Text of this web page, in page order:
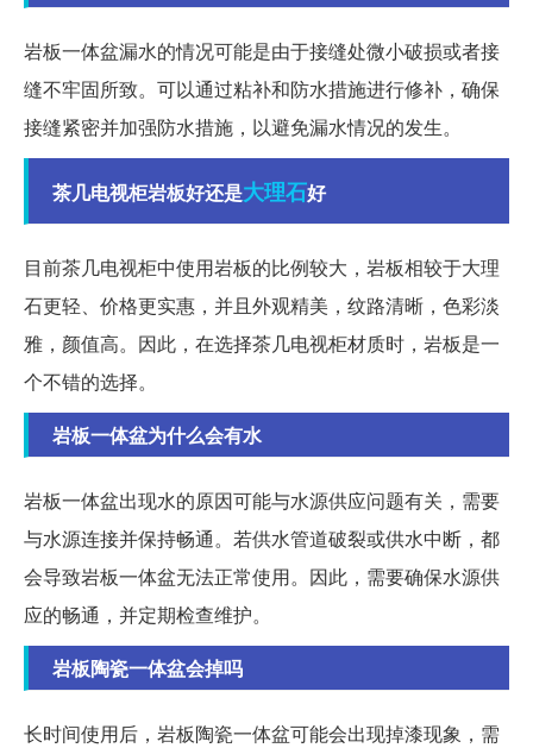
岩板一体盆漏水的情况可能是由于接缝处微小破损或者接
缝不牢固所致。可以通过粘补和防水措施进行修补，确保
接缝紧密并加强防水措施，以避免漏水情况的发生。
茶几电视柜岩板好还是大理石好
目前茶几电视柜中使用岩板的比例较大，岩板相较于大理
石更轻、价格更实惠，并且外观精美，纹路清晰，色彩淡
雅，颜值高。因此，在选择茶几电视柜材质时，岩板是一
个不错的选择。
岩板一体盆为什么会有水
岩板一体盆出现水的原因可能与水源供应问题有关，需要
与水源连接并保持畅通。若供水管道破裂或供水中断，都
会导致岩板一体盆无法正常使用。因此，需要确保水源供
应的畅通，并定期检查维护。
岩板陶瓷一体盆会掉吗
长时间使用后，岩板陶瓷一体盆可能会出现掉漆现象，需